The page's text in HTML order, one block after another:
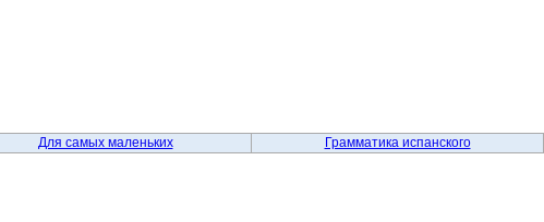
Для самых маленьких Грамматика испанского